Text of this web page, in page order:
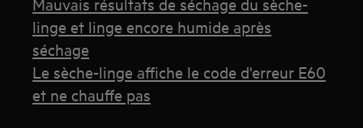
linge et linge encore humide après
séchage
Le sèche-linge affiche le code d'erreur E60
et ne chauffe pas